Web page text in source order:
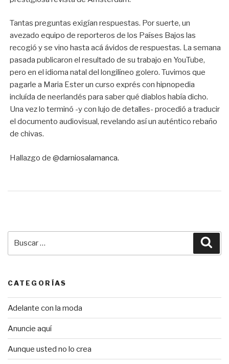
Tantas preguntas exigían respuestas. Por suerte, un
avezado equipo de reporteros de los Países Bajos las
recogió y se vino hasta acá ávidos de respuestas. La semana
pasada publicaron el resultado de su trabajo en YouTube,
pero en el idioma natal del longilíneo golero. Tuvimos que
pagarle a Maria Ester un curso exprés con hipnopedia
incluída de neerlandés para saber qué diablos había dicho.
Una vez lo terminó -y con lujo de detalles- procedió a traducir
el documento audiovisual, revelando así un auténtico rebaño
de chivas.
Hallazgo de@darniosalamanca.
CATEGORÍAS
Adelante con la moda
Anuncie aquí
Aunque usted no lo crea